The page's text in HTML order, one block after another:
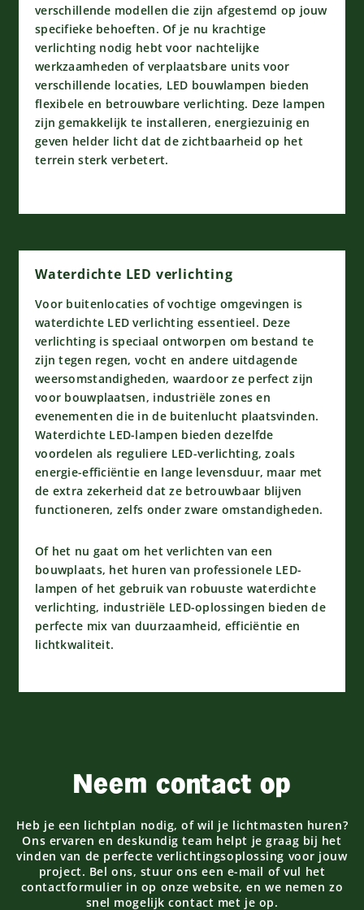
verschillende modellen die zijn afgestemd op jouw
specifieke behoeften. Of je nu krachtige
verlichting nodig hebt voor nachtelijke
werkzaamheden of verplaatsbare units voor
verschillende locaties, LED bouwlampen bieden
flexibele en betrouwbare verlichting. Deze lampen
zijn gemakkelijk te installeren, energiezuinig en
geven helder licht dat de zichtbaarheid op het
terrein sterk verbetert.
Waterdichte LED verlichting
Voor buitenlocaties of vochtige omgevingen is
waterdichte LED verlichting essentieel. Deze
verlichting is speciaal ontworpen om bestand te
zijn tegen regen, vocht en andere uitdagende
weersomstandigheden, waardoor ze perfect zijn
voor bouwplaatsen, industriële zones en
evenementen die in de buitenlucht plaatsvinden.
Waterdichte LED-lampen bieden dezelfde
voordelen als reguliere LED-verlichting, zoals
energie-efficiëntie en lange levensduur, maar met
de extra zekerheid dat ze betrouwbaar blijven
functioneren, zelfs onder zware omstandigheden.
Of het nu gaat om het verlichten van een
bouwplaats, het huren van professionele LED-
lampen of het gebruik van robuuste waterdichte
verlichting, industriële LED-oplossingen bieden de
perfecte mix van duurzaamheid, efficiëntie en
lichtkwaliteit.
Neem contact op
Heb je een lichtplan nodig, of wil je lichtmasten huren?
Ons ervaren en deskundig team helpt je graag bij het
vinden van de perfecte verlichtingsoplossing voor jouw
project. Bel ons, stuur ons een e-mail of vul het
contactformulier in op onze website, en we nemen zo
snel mogelijk contact met je op.